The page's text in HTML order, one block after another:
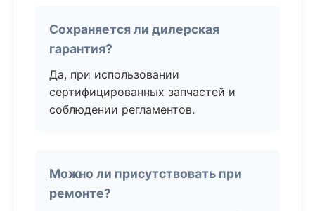
Сохраняется ли дилерская
гарантия?
Да, при использовании
сертифицированных запчастей и
соблюдении регламентов.
Можно ли присутствовать при
ремонте?